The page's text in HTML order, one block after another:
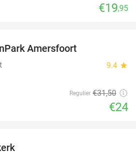
€19,95
Amersfoort
9.4 star
Regulier €31,50
€24